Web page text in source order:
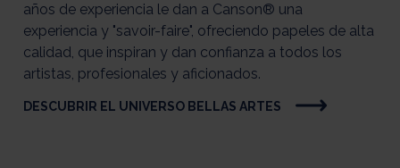
años de experiencia le dan a Canson® una
experiencia y "savoir-faire", ofreciendo papeles de alta
calidad, que inspiran y dan confianza a todos los
artistas, profesionales y aficionados.
DESCUBRIR EL UNIVERSO BELLAS ARTES